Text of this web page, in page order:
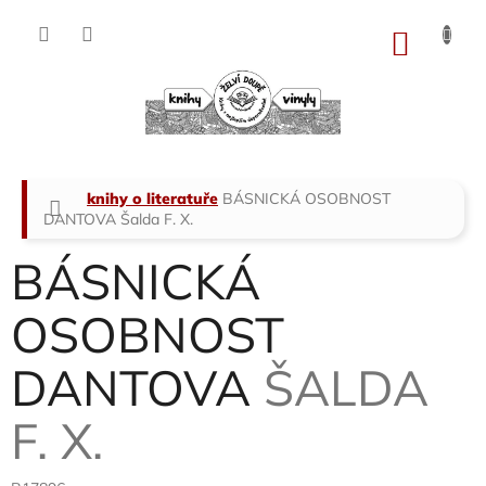
Domů
knihy o literatuře BÁSNICKÁ OSOBNOST
DANTOVA Šalda F. X.
BÁSNICKÁ
OSOBNOST
DANTOVA ŠALDA
F. X.